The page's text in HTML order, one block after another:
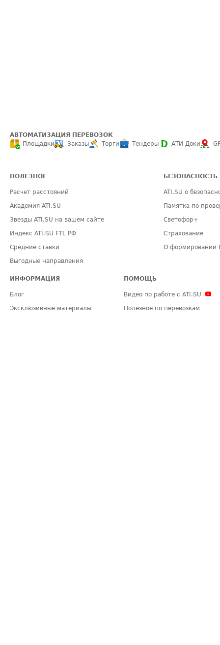
АВТОМАТИЗАЦИЯ ПЕРЕВОЗОК
Площадки
Заказы Торги Тендеры АТИ-Доки
ПОЛЕЗНОЕ
Расчет расстояний
Академия ATI.SU
Звезды ATI.SU на вашем сайте
Индекс ATI.SU FTL РФ
Средние ставки
Выгодные направления
БЕЗОПАСНОСТЬ
ATI.SU о
Памятка по
Светофор+
Страхование
О формировании
ИНФОРМАЦИЯ
Блог
Эксклюзивные материалы
ПОМОЩЬ
Видео по работе с ATI.SU
Полезное по перевозкам